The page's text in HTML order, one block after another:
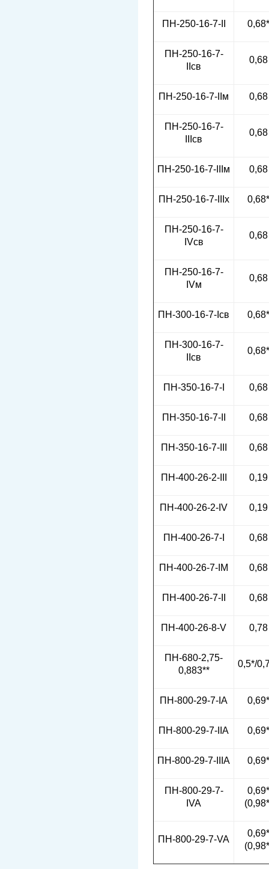
ПН-250-16-7-II 0,68*
ПН-250-16-7-
IIсв
0,68
ПН-250-16-7-IIм 0,68
ПН-250-16-7-
IIIсв
0,68
ПН-250-16-7-IIIм 0,68
ПН-250-16-7-IIIx 0,68*
ПН-250-16-7-
IVсв
0,68
ПН-250-16-7-
IVм
0,68
ПН-300-16-7-Iсв 0,68*
ПН-300-16-7-
IIсв
0,68*
ПН-350-16-7-I 0,68
ПН-350-16-7-II 0,68
ПН-350-16-7-III 0,68
ПН-400-26-2-III 0,19
ПН-400-26-2-IV 0,19
ПН-400-26-7-I 0,68
ПН-400-26-7-IМ 0,68
ПН-400-26-7-II 0,68
ПН-400-26-8-V 0,78
ПН-680-2,75-
0,883**
0,5*/
ПН-800-29-7-IA 0,69*
ПН-800-29-7-IIA 0,69*
ПН-800-29-7-IIIA 0,69*
ПН-800-29-7-
IVA
0,69*
ПН-800-29-7-VA
0,69*